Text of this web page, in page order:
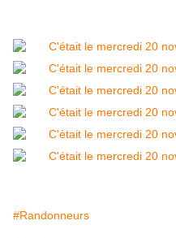
#Randonneurs